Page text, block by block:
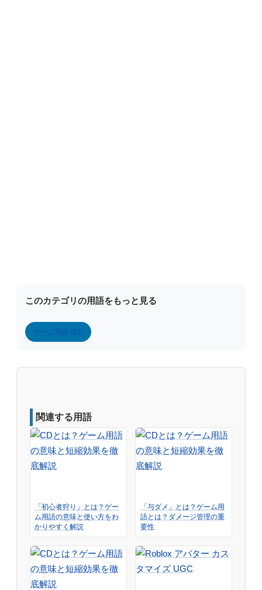
このカテゴリの用語をもっと見る
ゲーム用語 (82)
関連する用語
「初心者狩り」とは？ゲー
ム用語の意味と使い方をわ
かりやすく解説
「与ダメ」とは？ゲーム用
語とは？ダメージ管理の重
要性